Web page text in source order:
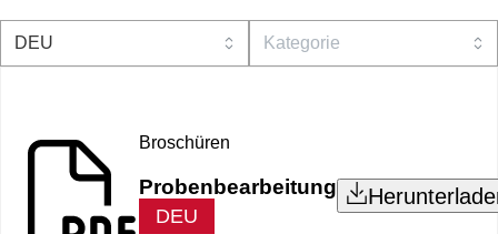
Broschüren
Probenbearbeitung
DEU